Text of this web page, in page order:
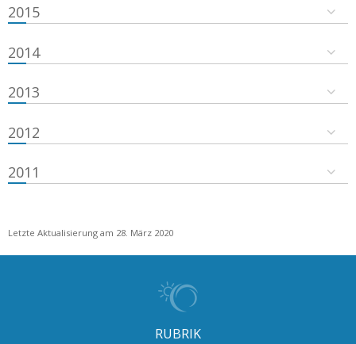
2015
2014
2013
2012
2011
Letzte Aktualisierung am 28. März 2020
RUBRIK